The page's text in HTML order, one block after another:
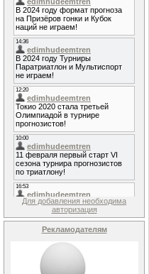
Для добавления необходима
авторизация
Рекламодателям